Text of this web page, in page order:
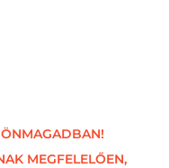
MEGFELELŐEN,